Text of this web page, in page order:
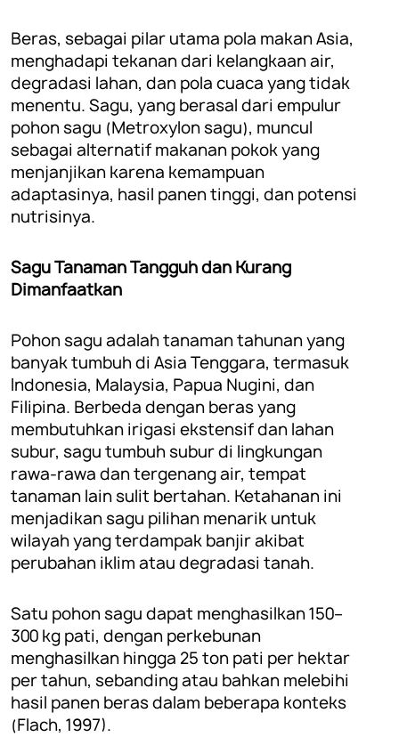
Beras, sebagai pilar utama pola makan Asia,
menghadapi tekanan dari kelangkaan air,
degradasi lahan, dan pola cuaca yang tidak
menentu. Sagu, yang berasal dari empulur
pohon sagu (Metroxylon sagu), muncul
sebagai alternatif makanan pokok yang
menjanjikan karena kemampuan
adaptasinya, hasil panen tinggi, dan potensi
nutrisinya.
Sagu Tanaman Tangguh dan Kurang
Dimanfaatkan
Pohon sagu adalah tanaman tahunan yang
banyak tumbuh di Asia Tenggara, termasuk
Indonesia, Malaysia, Papua Nugini, dan
Filipina. Berbeda dengan beras yang
membutuhkan irigasi ekstensif dan lahan
subur, sagu tumbuh subur di lingkungan
rawa-rawa dan tergenang air, tempat
tanaman lain sulit bertahan. Ketahanan ini
menjadikan sagu pilihan menarik untuk
wilayah yang terdampak banjir akibat
perubahan iklim atau degradasi tanah.
Satu pohon sagu dapat menghasilkan 150–
300 kg pati, dengan perkebunan
menghasilkan hingga 25 ton pati per hektar
per tahun, sebanding atau bahkan melebihi
hasil panen beras dalam beberapa konteks
(Flach, 1997).